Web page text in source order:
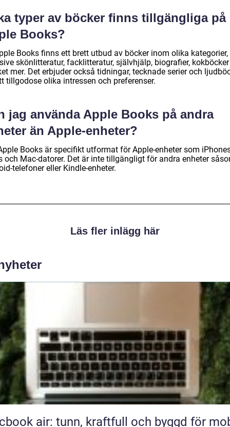
typer av böcker finns tillgängliga på
Books?
Books finns ett brett utbud av böcker inom olika kategorier,
skönlitteratur, facklitteratur, självhjälp, biografier,
mer. Det erbjuder också tidningar, tecknade serier och
tillgodose olika intressen och preferenser.
jag använda Apple Books på andra
än Apple-enheter?
Books är specifikt utformat för Apple-enheter som
och Mac-datorer. Det är inte tillgängligt för andra enheter
telefoner eller Kindle-enheter.
Läs fler inlägg här
air: tunn, kraftfull och byggd för